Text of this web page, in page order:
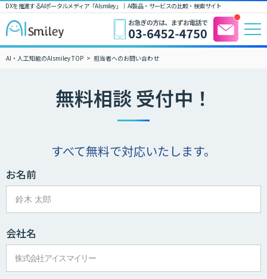
DXを推進するAIポータルメディア「AIsmiley」｜ AI製品・サービスの比較・検索サイト
AI・人工知能のAIsmiley TOP 担当者へのお問い合わせ
無料相談 受付中！
すべて無料で対応いたします。
お名前
会社名